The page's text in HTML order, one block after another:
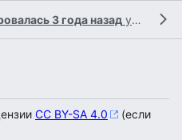
3 года назад участником
CC BY-SA 4.0
(если